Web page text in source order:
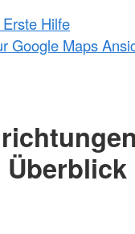
Hilfe
Google Maps
Überblick